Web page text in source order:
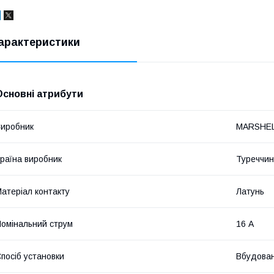
атрибути
MARSHEL
виробник
контакту Латунь
струм 16 А
установки